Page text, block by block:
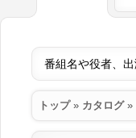
トップ» カタログ»